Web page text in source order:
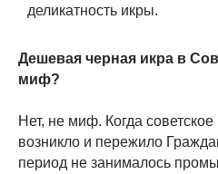
деликатность икры.
Дешевая черная икра в
миф?
Нет, не миф. Когда советское
возникло и пережило
период не занималось